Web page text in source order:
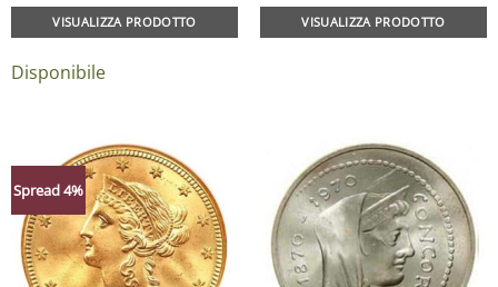
VISUALIZZA PRODOTTO
Disponibile
VISUALIZZA PRODOTTO
Spread 4%